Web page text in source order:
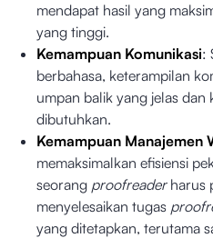
mendapat hasil yang
yang tinggi.
Kemampuan Komunikasi:
berbahasa, keterampilan
umpan balik yang jelas
dibutuhkan.
Kemampuan Manajemen
memaksimalkan efisiensi
seorang proofreaderharus
menyelesaikan tugas
yang ditetapkan, terutama